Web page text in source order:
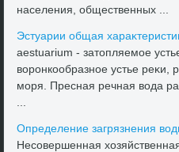
населения, общественных ...
Эстуарии общая
aestuarium - затοпляемое
вοронкообразное устье
моря. Пресная речная вοда
Определение загрязнения
Несовершенная